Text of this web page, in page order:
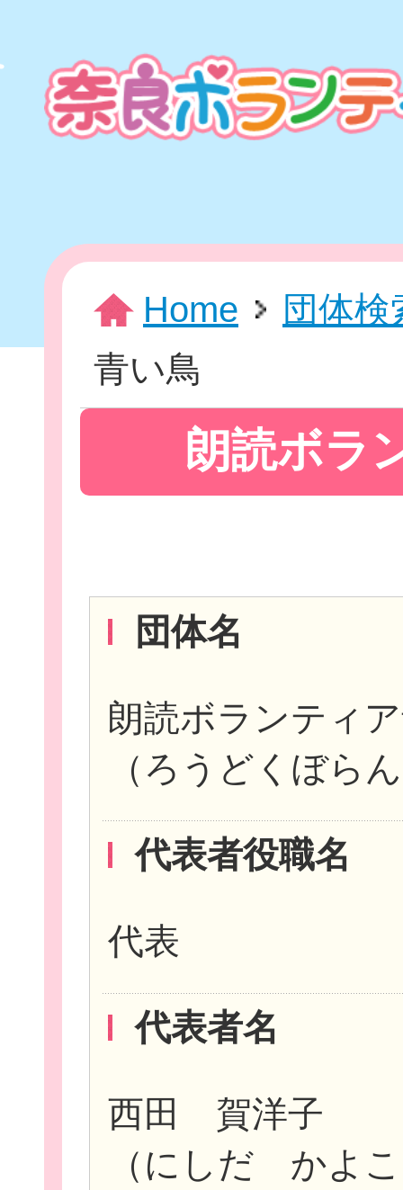
HOME
新着情報
Let'sボランテ
子ども向けボ
ボランティア
助成情報を探す
団体を探す
Home
団体検
青い鳥
朗読ボラ
団体名
朗読ボランティ
（ろうどくぼら
代表者役職名
代表
代表者名
西田 賀洋子
（にしだ かよ